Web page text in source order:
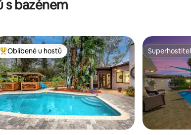
s bazénem
Nejlepší v kategorii Oblíbené u hostů
Oblíbené u hostů Superhostitel
Superhostitel